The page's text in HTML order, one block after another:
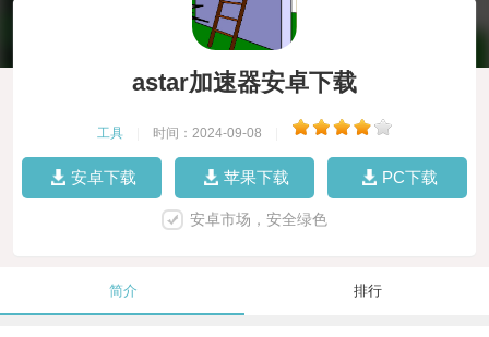
astar加速器安卓下载
工具 时间：2024-09-08
安卓下载 苹果下载 PC下载
安卓市场，安全绿色
简介 排行